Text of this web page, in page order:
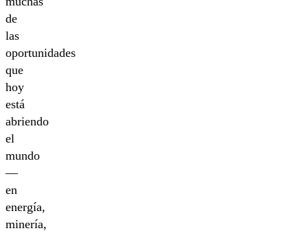
de
las
oportunidades
que
hoy
está
abriendo
el
mundo
—
en
energía,
minería,